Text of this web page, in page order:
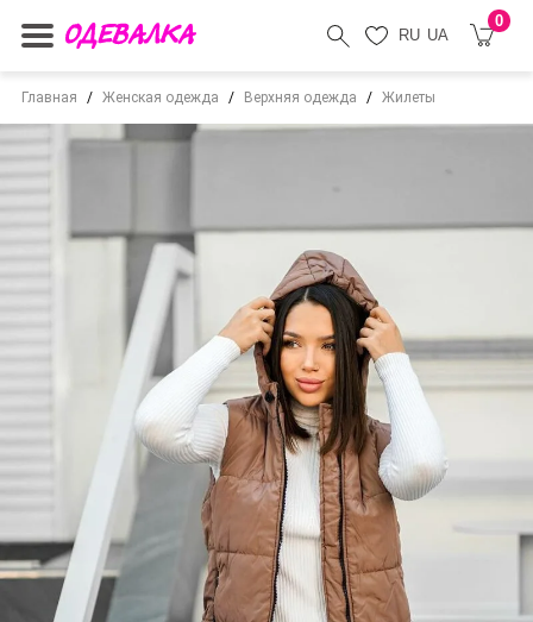
RU UA
0
Главная Женская одежда Верхняя одежда Жилеты